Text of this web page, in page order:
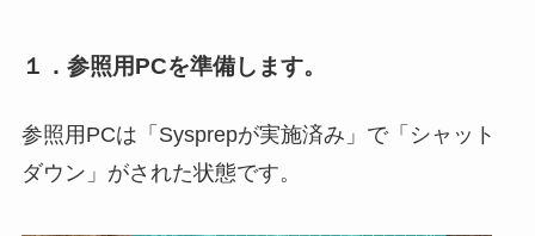
１．参照用PCを準備します。
参照用PCは「Sysprepが実施済み」で「シャット
ダウン」がされた状態です。